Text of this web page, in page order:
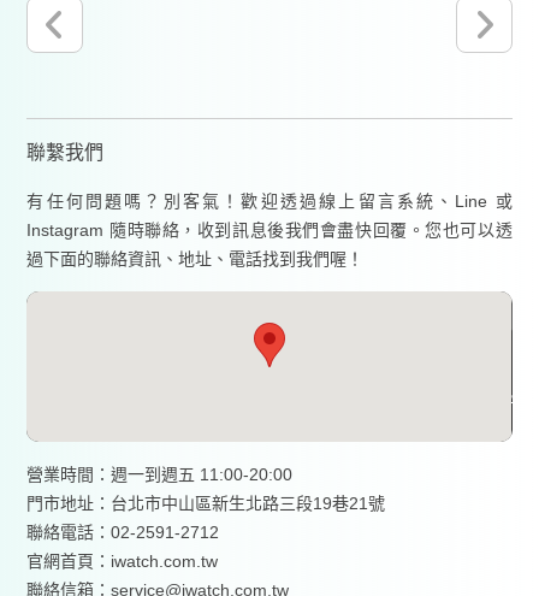
聯繫我們
有任何問題嗎？別客氣！歡迎透過線上留言系統、Line 或
Instagram 隨時聯絡，收到訊息後我們會盡快回覆。您也可以透
過下面的聯絡資訊、地址、電話找到我們喔！
營業時間：週一到週五 11:00-20:00
門市地址：台北市中山區新生北路三段19巷21號
聯絡電話：02-2591-2712
官網首頁： iwatch.com.tw
聯絡信箱：service@iwatch.com.tw